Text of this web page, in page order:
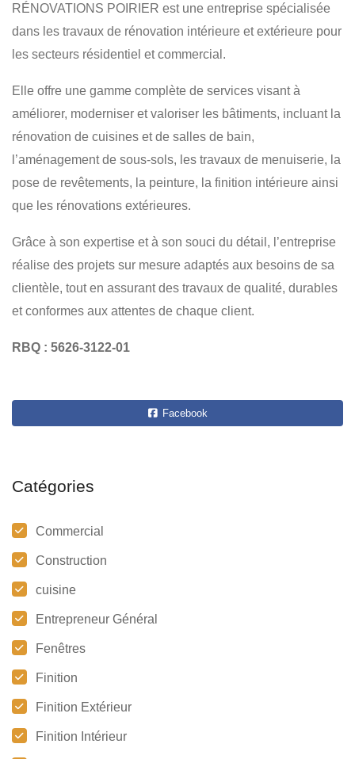
GESTION DE PROJET
CHARPENTERIE RÉNOVATION
RÉNOVATIONS POIRIER est une entreprise spécialisée
dans les travaux de rénovation intérieure et extérieure pour
les secteurs résidentiel et commercial.
Elle offre une gamme complète de services visant à
améliorer, moderniser et valoriser les bâtiments, incluant la
rénovation de cuisines et de salles de bain,
l’aménagement de sous-sols, les travaux de menuiserie, la
pose de revêtements, la peinture, la finition intérieure ainsi
que les rénovations extérieures.
Grâce à son expertise et à son souci du détail, l’entreprise
réalise des projets sur mesure adaptés aux besoins de sa
clientèle, tout en assurant des travaux de qualité, durables
et conformes aux attentes de chaque client.
RBQ : 5626-3122-01
Facebook
Catégories
Commercial
Construction
cuisine
Entrepreneur Général
Fenêtres
Finition
Finition Extérieur
Finition Intérieur